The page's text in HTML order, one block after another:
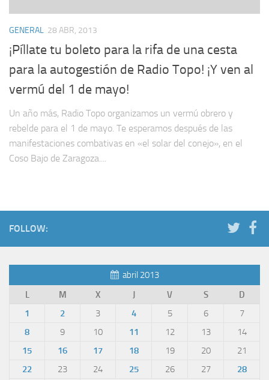
GENERAL 28 ABR, 2013
¡Píllate tu boleto para la rifa de una cesta
para la autogestión de Radio Topo! ¡Y ven al
vermú del 1 de mayo!
Un año más, Radio Topo organizamos un vermú obrero y
rebelde para el 1 de mayo. Te esperamos después de las
manifestaciones combativas en «el solar del conejo», en el
Coso Bajo de Zaragoza....
FOLLOW:
abril 2013
L
M X J V S D
1 2 3 4 5 6
7
8
9 10 11 12 13
14
15
16 17 18 19 20
21
22
23 24 25 26 27
28